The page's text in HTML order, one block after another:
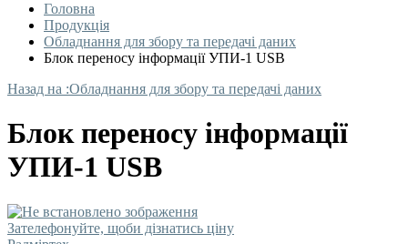
Головна
Продукція
Обладнання для збору та передачі даних
Блок переносу інформації УПИ-1 USB
Назад на :Обладнання для збору та передачі даних
Блок переносу інформації
УПИ-1 USB
Зателефонуйте, щоби дізнатись ціну